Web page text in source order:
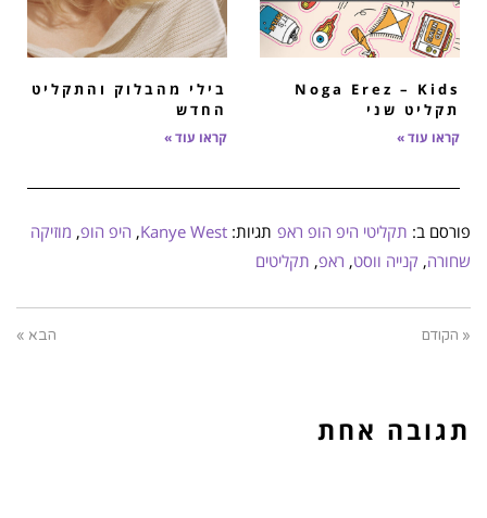
Noga Erez – Kids
תקליט שני
קראו עוד »
בילי מהבלוק והתקליט
החדש
קראו עוד »
פורסם ב: תקליטי היפ הופ ראפ תגיות: Kanye West
, היפ הופ, מוזיקה
שחורה, קנייה ווסט, ראפ, תקליטים
« הקודם הבא »
תגובה אחת